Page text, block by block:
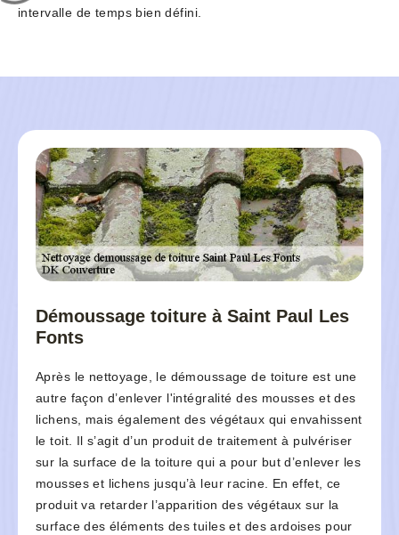
intervalle de temps bien défini.
Démoussage toiture à Saint Paul Les
Fonts
Après le nettoyage, le démoussage de toiture est une
autre façon d’enlever l'intégralité des mousses et des
lichens, mais également des végétaux qui envahissent
le toit. Il s’agit d’un produit de traitement à pulvériser
sur la surface de la toiture qui a pour but d’enlever les
mousses et lichens jusqu’à leur racine. En effet, ce
produit va retarder l’apparition des végétaux sur la
surface des éléments des tuiles et des ardoises pour